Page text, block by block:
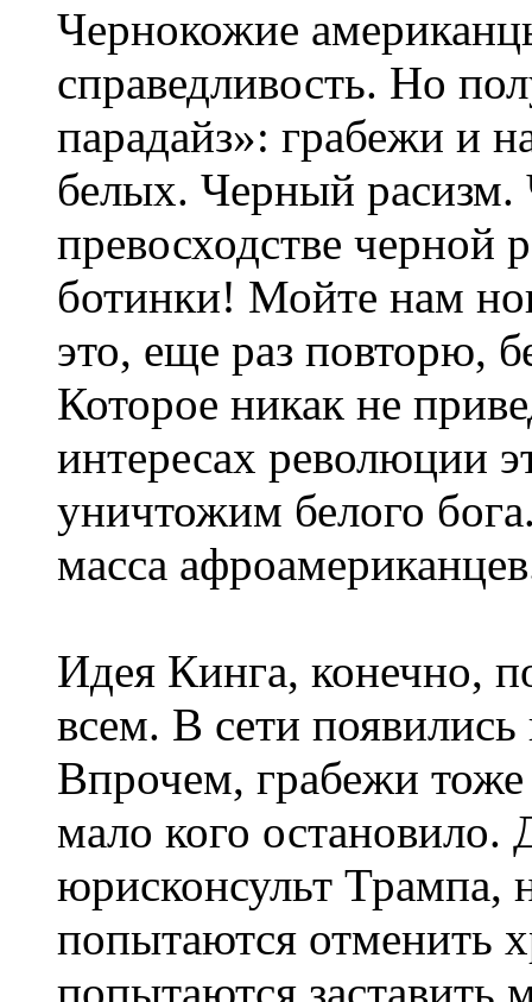
Чернокожие
справедливость. Но
парадайз»: грабежи и
белых. Черный расизм.
превосходстве черной
ботинки! Мойте нам
это, еще раз повторю,
Которое никак не
интересах революции
уничтожим белого
масса
Идея Кинга, конечно,
всем. В сети
Впрочем, грабежи тоже
мало кого
юрисконсульт Трампа,
попытаются отменить